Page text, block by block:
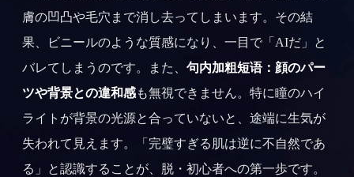
膚の凹凸や毛穴まで消し去ってしまいます。その結
果、ビニールのような質感になり、一目で「AIだ」と
バレてしまうのです。また、 句内加粗短语：顔のパー
ツや背景との違和感も無視できません。特に瞳のハイ
ライトが背景の光源と合っていないと、途端に生気が
失われて見えます。「完璧すぎる肌は逆に不自然であ
る」と認識することが、脱・初心者への第一歩です。